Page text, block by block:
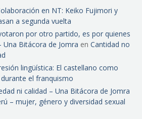
en NT: Keiko Fujimori y
a segunda vuelta
por otro partido, es por quienes
Bitácora de Jomra en Cantidad no
lingüística: El castellano como
el franquismo
ni calidad – Una Bitácora de Jomra
– mujer, género y diversidad sexual